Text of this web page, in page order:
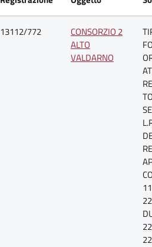
13112/772
CONSORZIO 2
ALTO
VALDARNO